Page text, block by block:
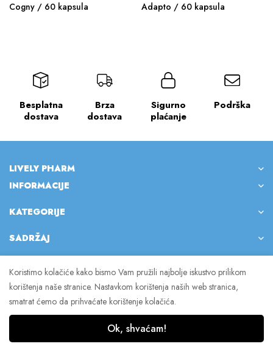
Cogny / 60 kapsula Adapto / 60 kapsula
Besplatna
dostava
Brza
dostava
Sigurno
plaćanje
Podrška
LIVELY PHARM
INFORMACIJE
KATEGORIJE
SADRŽAJ
© 2023 Lively Pharm. Sva prava pridržana.
Koristimo kolačiće kako bismo Vam pružili najbolje iskustvo prilikom
korištenja naše stranice. Nastavkom korištenja naših web stranica,
smatrat ćemo da prihvaćate korištenje kolačića.
Ok, shvaćam!